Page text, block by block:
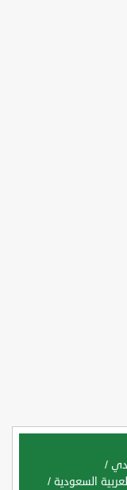
/
السعودية /